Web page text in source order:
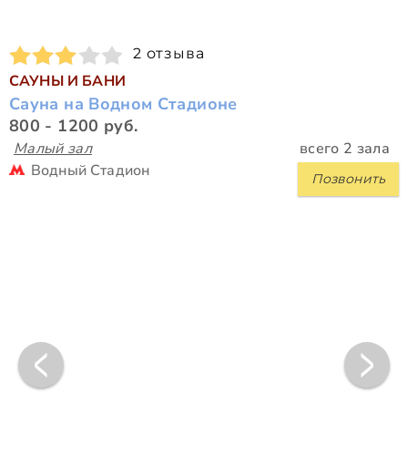
2 отзыва
САУНЫ И БАНИ
Сауна на Водном Стадионе
800 - 1200 руб.
Малый зал всего 2 зала
Позвонить
Водный Стадион